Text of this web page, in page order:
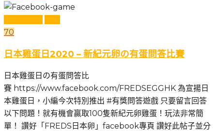
70
日本雞蛋日2020 – 新紀元卵の有蛋問答比賽
日本雞蛋日の有蛋問答比
賽 https://www.facebook.com/FREDSEGGHK 為宣揚日
本雞蛋日，小編今次特別推出 #有獎問答遊戲 只要留言回答
以下問題！就有機會贏取100隻新紀元卵雞蛋！玩法非常簡
單！ 讚好「FREDS日本卵」facebook專頁 讚好此帖子並分